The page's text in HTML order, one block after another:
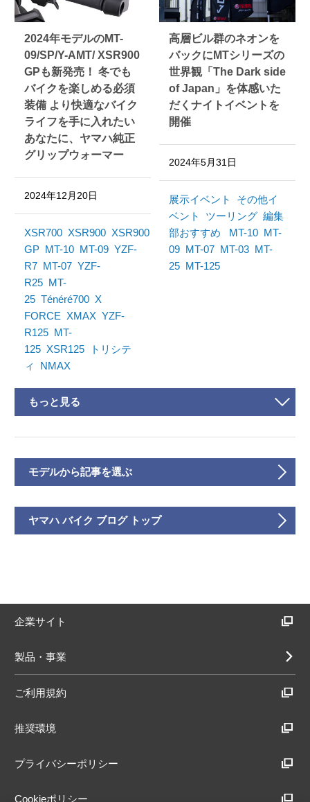
2024年モデルのMT-
09/SP/Y-AMT/ XSR900
GPも新発売！ 冬でも
バイクを楽しめる必須
装備 より快適なバイク
ライフを手に入れたい
あなたに、ヤマハ純正
グリップウォーマー
2024年12月20日
XSR700 XSR900 XSR900
GP MT-10 MT-09 YZF-
R7 MT-07 YZF-
R25 MT-
25 Ténéré700 X
FORCE XMAX YZF-
R125 MT-
125 XSR125
トリシテ
ィ
NMAX
高層ビル群のネオンを
バックにMTシリーズの
世界観「The Dark side
of Japan」を体感いた
だくナイトイベントを
開催
2024年5月31日
展示イベント
その他イ
ベント
ツーリング 編集
部おすすめ
MT-10 MT-
09 MT-07 MT-03 MT-
25 MT-125
もっと見る
モデルから記事を選ぶ
ヤマハ バイク ブログ トップ
企業サイト
製品・事業
ご利用規約
推奨環境
プライバシーポリシー
Cookieポリシー